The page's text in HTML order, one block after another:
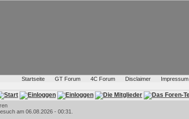
Startseite GT Forum 4C Forum Disclaimer Impressum
am 06.08.2026 - 00:31.